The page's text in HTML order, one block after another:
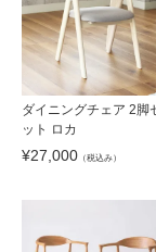
ダイニングチェア 2脚
ット ロカ
¥27,000 （税込み）